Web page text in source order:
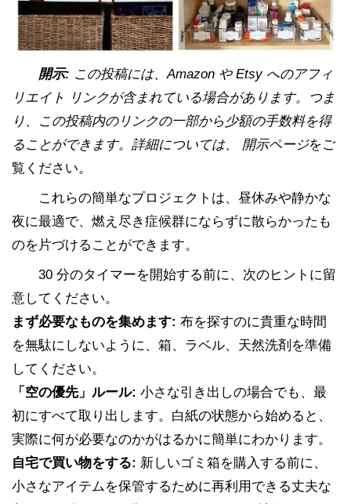
開示: この投稿には、Amazon や Etsy へのアフィ
リエイト リンクが含まれている場合があります。つま
り、この投稿内のリンクの一部から少額の手数料を得
ることができます。詳細については、 開示ページをご
覧ください。
これらの簡単なプロジェクトは、昼休みや静かな
夜に最適で、燃え尽き症候群にならずに散らかったも
のを片づけることができます。
30 分のタイマーを開始する前に、次のヒントに留
意してください。
まず必要なものを集めます: 布を探すのに貴重な時間
を無駄にしないように、箱、ラベル、天然洗剤を準備
してください。
「空の優先」ルール: 小さな引き出しの場合でも、最
初にすべて取り出します。白紙の状態から始めると、
実際に何が必要なのかがはるかに簡単にわかります。
自宅で買い物をする: 新しいゴミ箱を購入する前に、
小さなアイテムを保管するために再利用できる丈夫な